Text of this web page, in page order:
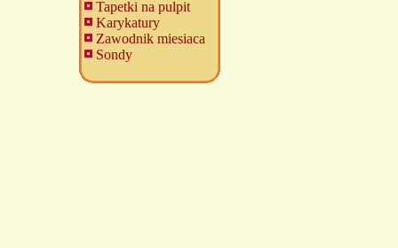
Tapetki na pulpit
Karykatury
Zawodnik miesiaca
Sondy